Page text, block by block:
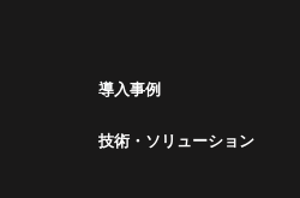
導入事例
技術・ソリューション